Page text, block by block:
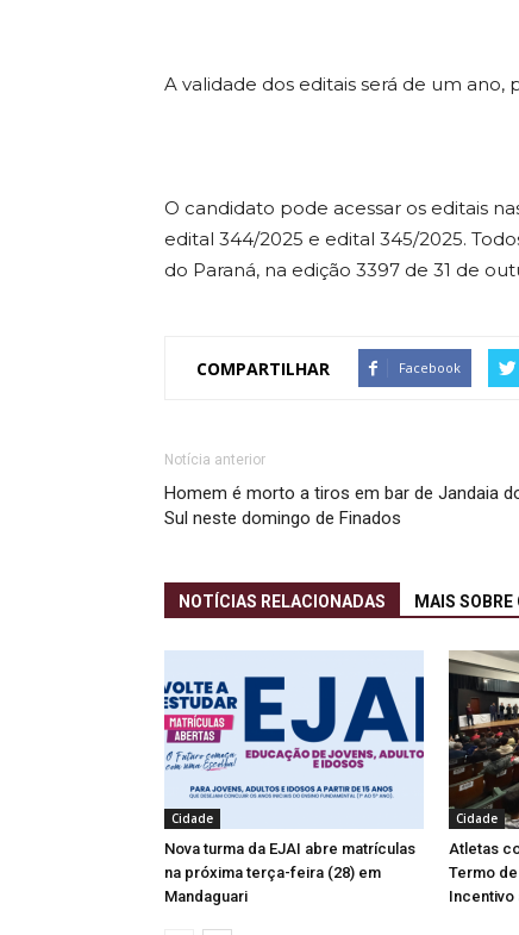
A validade dos editais será de um
O candidato pode acessar os editais
edital 344/2025 e edital 345/2025.
do Paraná, na edição 3397 de 31 de
COMPARTILHAR Facebook
Notícia anterior
Homem é morto a tiros em bar de Jandaia
Sul neste domingo de Finados
NOTÍCIAS RELACIONADAS MAIS SOBRE
Cidade
Nova turma da EJAI abre matrículas
na próxima terça-feira (28) em
Mandaguari
Cidade
Atletas
Termo
Incentivo